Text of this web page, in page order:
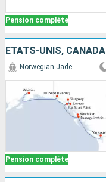
Pension complète
ÉTATS-UNIS, CANADA
Pension complète
Norwegian Jade